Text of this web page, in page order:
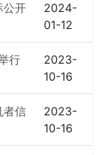
公开
2024-
01-12
行
2023-
10-16
者信
2023-
10-16